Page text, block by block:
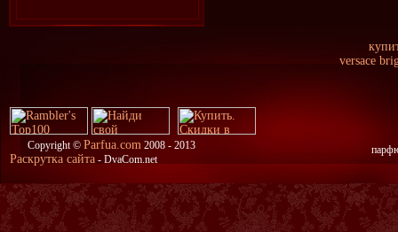
versace
Copyright © Parfua.com 2008 - 2013
Раскрутка сайта - DvaCom.net